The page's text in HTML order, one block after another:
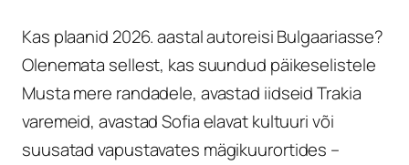
Kas plaanid 2026. aastal autoreisi Bulgaariasse?
Olenemata sellest, kas suundud päikeselistele
Musta mere randadele, avastad iidseid Trakia
varemeid, avastad Sofia elavat kultuuri või
suusatad vapustavates mägikuurortides –